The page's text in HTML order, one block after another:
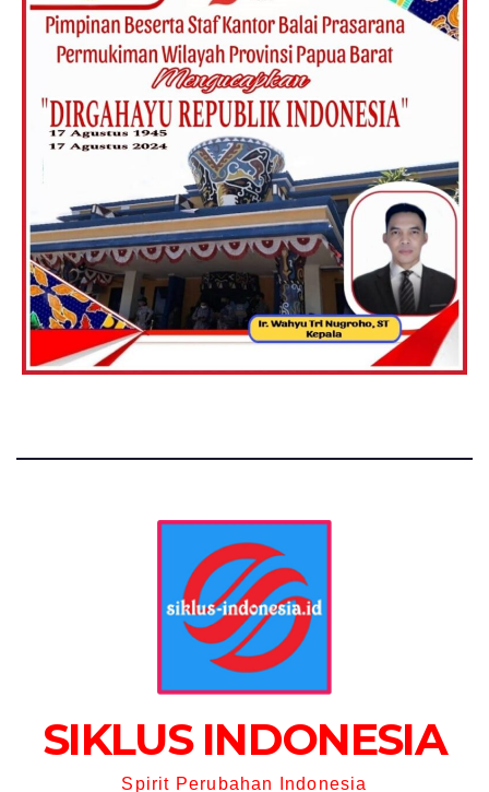
SIKLUS INDONESIA
Spirit Perubahan Indonesia